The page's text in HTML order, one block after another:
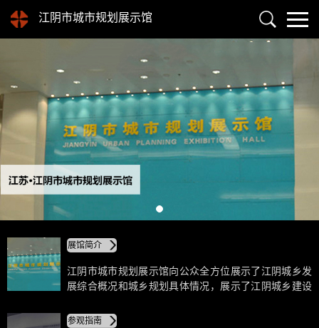
江阴市城市规划展示馆
展馆简介
江阴市城市规划展示馆向公众全方位展示了江阴城乡发
展综合概况和城乡规划具体情况，展示了江阴城乡建设
参观指南